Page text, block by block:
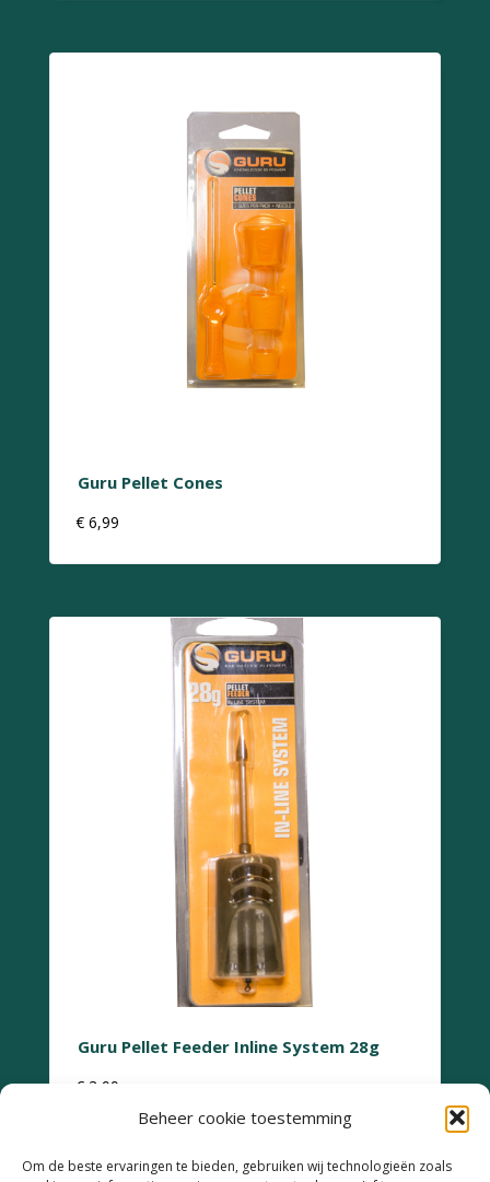
Beheer cookie toestemming
Om de beste ervaringen te bieden, gebruiken wij technologieën zoals
Guru Pellet Cones
€ 6,99
Guru Pellet Feeder Inline System 28g
€ 3,99